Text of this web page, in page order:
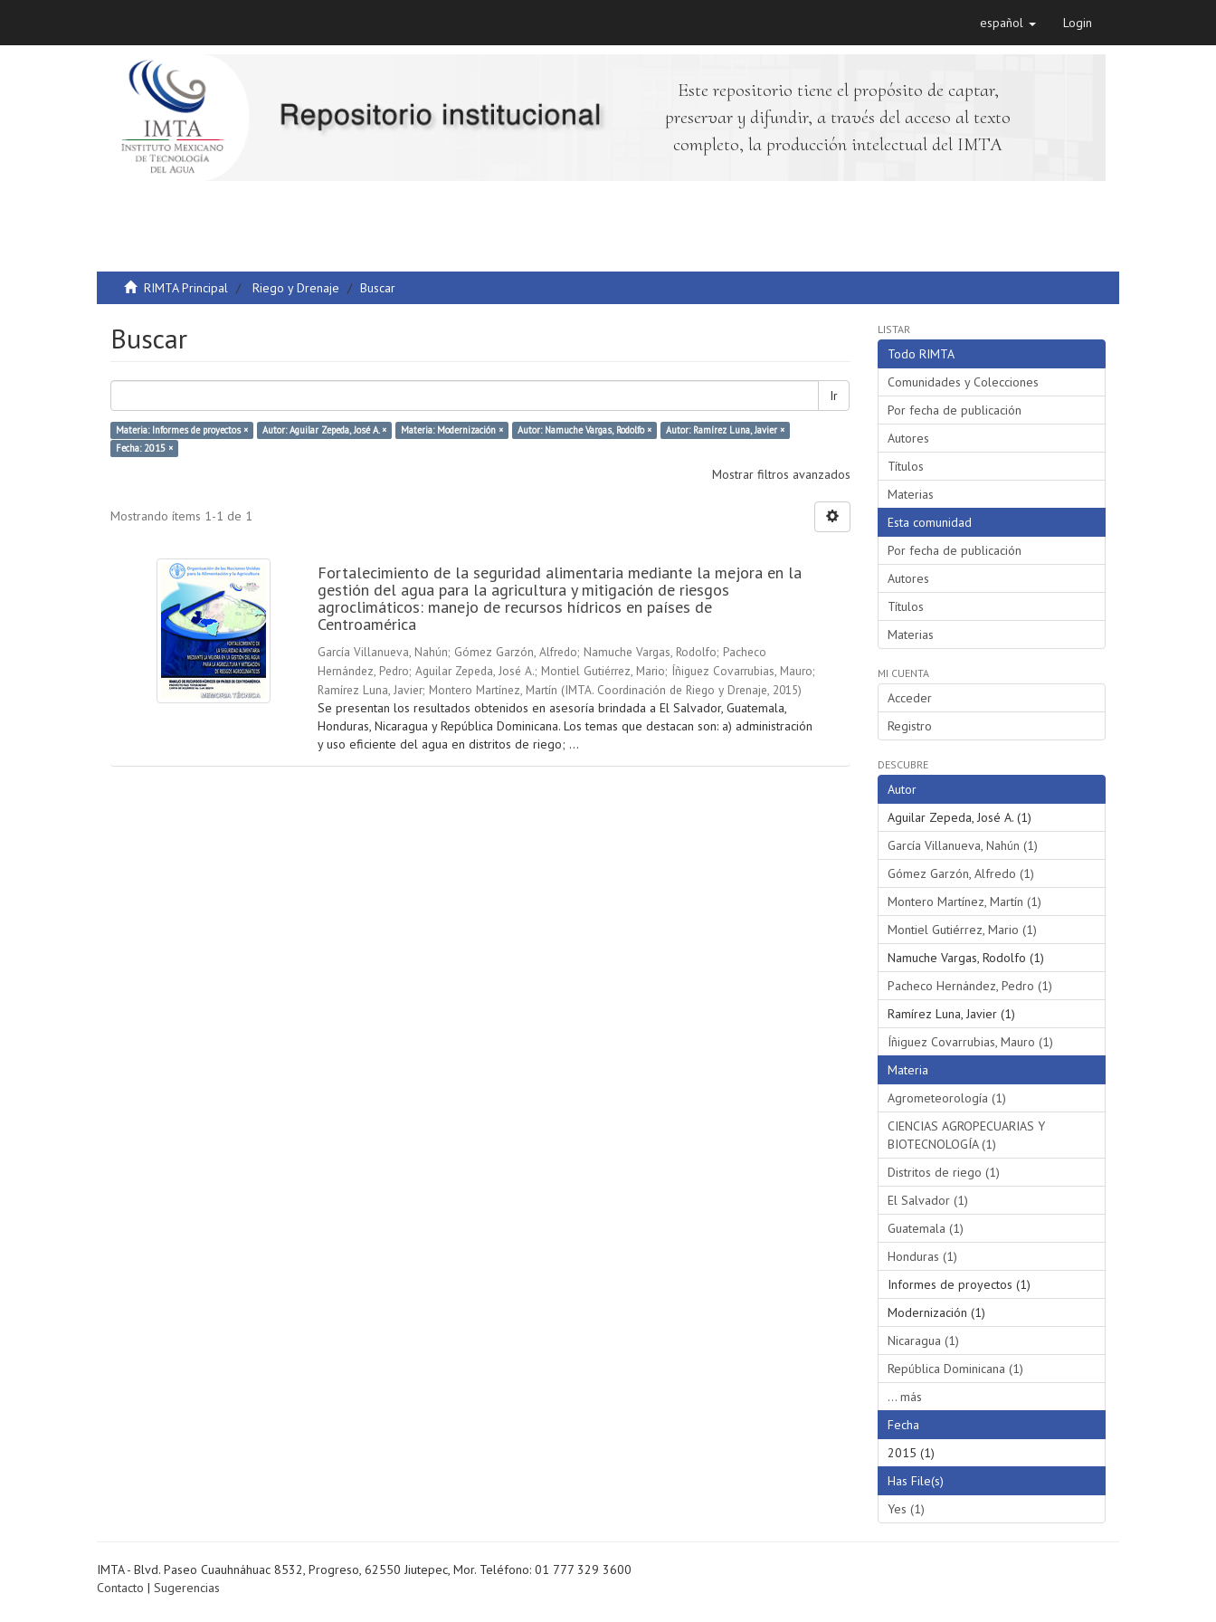
español Login
Este repositorio tiene el propósito de captar,
preservar y difundir, a través del acceso al texto
completo, la producción intelectual del IMTA
RIMTA Principal Riego y Drenaje Buscar
Buscar
Ir
Materia: Informes de proyectos × Autor: Aguilar Zepeda, José A. × Materia: Modernización × Autor: Namuche Vargas, Rodolfo ×
Autor: Ramírez Luna, Javier ×
Fecha: 2015 ×
Mostrar filtros avanzados
Mostrando ítems 1-1 de 1
Fortalecimiento de la seguridad alimentaria mediante la mejora en la
gestión del agua para la agricultura y mitigación de riesgos
agroclimáticos: manejo de recursos hídricos en países de
Centroamérica
García Villanueva, Nahún; Gómez Garzón, Alfredo; Namuche Vargas, Rodolfo; Pacheco
Hernández, Pedro; Aguilar Zepeda, José A.; Montiel Gutiérrez, Mario; Íñiguez Covarrubias, Mauro;
Ramírez Luna, Javier; Montero Martínez, Martín (IMTA. Coordinación de Riego y Drenaje, 2015)
Se presentan los resultados obtenidos en asesoría brindada a El Salvador, Guatemala,
Honduras, Nicaragua y República Dominicana. Los temas que destacan son: a) administración
y uso eficiente del agua en distritos de riego; ...
LISTAR
Todo RIMTA
Comunidades y Colecciones
Por fecha de publicación
Autores
Títulos
Materias
Esta comunidad
Por fecha de publicación
Autores
Títulos
Materias
MI CUENTA
Acceder
Registro
DESCUBRE
Autor
Aguilar Zepeda, José A. (1)
García Villanueva, Nahún (1)
Gómez Garzón, Alfredo (1)
Montero Martínez, Martín (1)
Montiel Gutiérrez, Mario (1)
Namuche Vargas, Rodolfo (1)
Pacheco Hernández, Pedro (1)
Ramírez Luna, Javier (1)
Íñiguez Covarrubias, Mauro (1)
Materia
Agrometeorología (1)
CIENCIAS AGROPECUARIAS Y
BIOTECNOLOGÍA (1)
Distritos de riego (1)
El Salvador (1)
Guatemala (1)
Honduras (1)
Informes de proyectos (1)
Modernización (1)
Nicaragua (1)
República Dominicana (1)
... más
Fecha
2015 (1)
Has File(s)
Yes (1)
IMTA - Blvd. Paseo Cuauhnáhuac 8532, Progreso, 62550 Jiutepec, Mor. Teléfono: 01 777 329 3600
Contacto | Sugerencias